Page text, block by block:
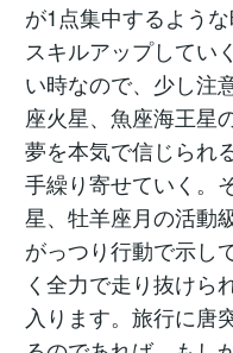
が1点集中するよう
スキルアップしてい
い時なので、少し注
座火星、魚座海王星
夢を本気で信じられ
手繰り寄せていく。
星、牡羊座月の活動
がっつり行動で示し
く全力で走り抜けら
入ります。旅行に唐